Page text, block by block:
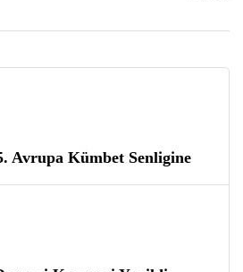
Avrupa Kümbet Senligine